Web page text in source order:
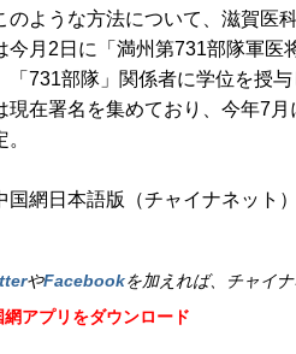
ような方法について、滋賀医
今月2日に「満州第731部隊軍医
「731部隊」関係者に学位を授
現在署名を集めており、今年7
国網日本語版（チャイナネッ
やFacebookを加えれば、チャイ
網アプリをダウンロード